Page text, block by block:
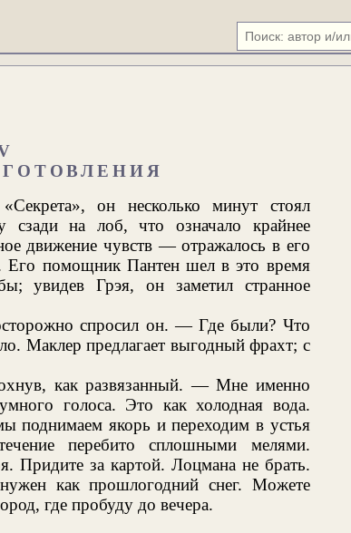
он несколько минут стоял
сзади на лоб, что означало крайнее
движение чувств — отражалось в его
Его помощник Пантен шел в это время
увидев Грэя, он заметил странное
спросил он. — Где были? Что
Маклер предлагает выгодный фрахт; с
как развязанный. — Мне именно
голоса. Это как холодная вода.
поднимаем якорь и переходим в устья
перебито сплошными мелями.
Придите за картой. Лоцмана не брать.
как прошлогодний снег. Можете
где пробуду до вечера.